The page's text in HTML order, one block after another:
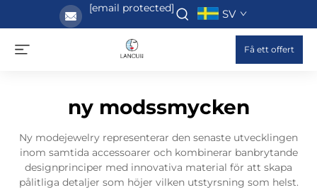
[email protected] SV
Få ett offert
ny modssmycken
Ny modejewelry representerar den senaste utvecklingen
inom samtida accessoarer och kombinerar banbrytande
designprinciper med innovativa material för att skapa
pålitliga detaljer som höjer vilken utstyrsning som helst.